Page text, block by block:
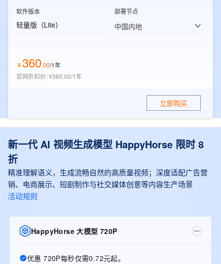
软件版本
轻量版（Lite）
部署节点
中国内地
￥360.00/1年
官网折扣价:¥360.00/1年
立即购买
新一代 AI 视频生成模型 HappyHorse 限时 8
折
精准理解语义，生成流畅自然的高质量视频；深度适配广告营
销、电商展示、短剧制作与社交媒体创意等内容生产场景
活动规则
HappyHorse 大模型 720P
优惠 720P每秒仅需0.72元起。